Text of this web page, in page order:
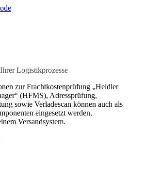
Logistikprozesse
zur Frachtkostenprüfung „Heidler
(HFMS), Adressprüfung,
sowie Verladescan können auch als
eingesetzt werden,
Versandsystem.